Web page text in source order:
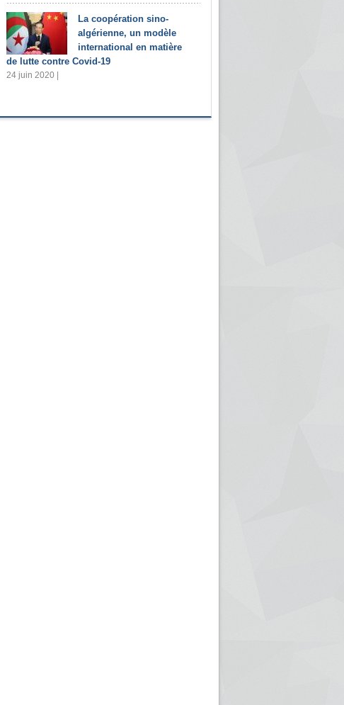
La coopération sino-
algérienne, un modèle
international en matière
de lutte contre Covid-19
24 juin 2020 |